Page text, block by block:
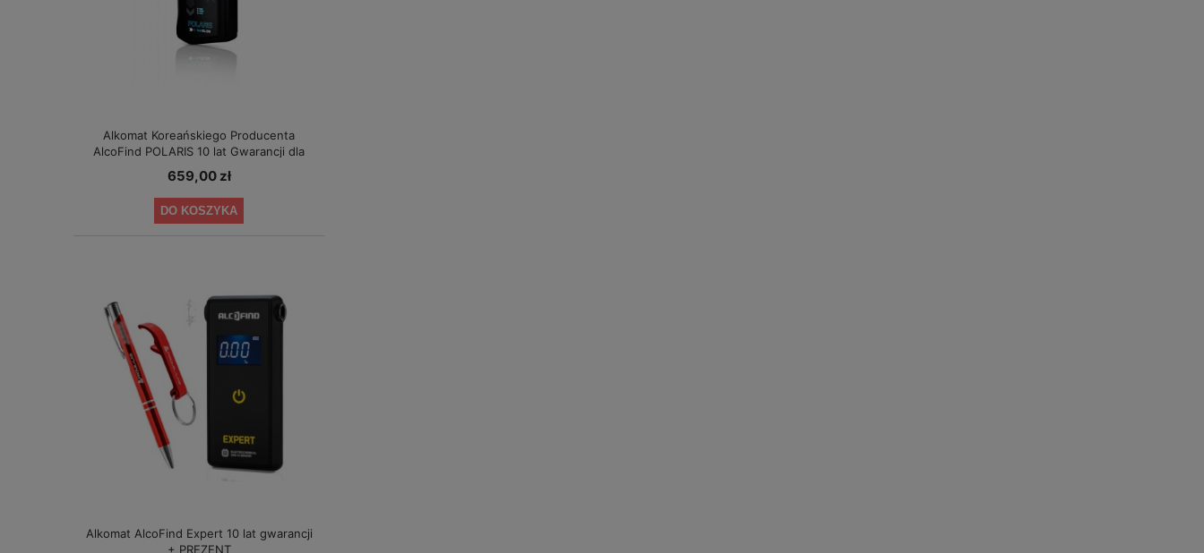
Alkomat Koreańskiego Producenta
AlcoFind POLARIS 10 lat Gwarancji dla
Małych Firm
659,00 zł
DO KOSZYKA
Alkomat AlcoFind Expert 10 lat gwarancji
+ PREZENT